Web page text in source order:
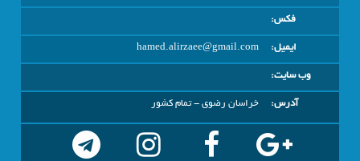
فکس:
ایمیل:
hamed.alirzaee@gmail.com
وب سایت:
آدرس:
خراسان رضوي - تمام کشور